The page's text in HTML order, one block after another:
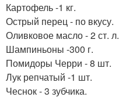
Картофель -1 кг.
Острый перец - по вкусу.
Оливковое масло - 2 ст. л.
Шампиньоны -300 г.
Помидоры Черри - 8 шт.
Лук репчатый -1 шт.
Чеснок - 3 зубчика.